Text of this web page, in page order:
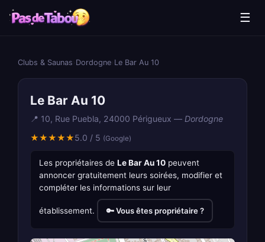
☰
Clubs & Saunas Dordogne Le Bar Au 10
Le Bar Au 10
📍 10, Rue Puebla, 24000 Périgueux — Dordogne
★★★★★5.0 / 5 (Google)
Les propriétaires de Le Bar Au 10 peuvent
annoncer gratuitement leurs soirées, modifier et
compléter les informations sur leur
établissement. 🔑 Vous êtes propriétaire ?